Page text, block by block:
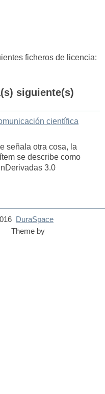
ficheros de licencia:
siguiente(s)
científica
señala otra cosa, la
se describe como
3.0
DuraSpace
Theme by